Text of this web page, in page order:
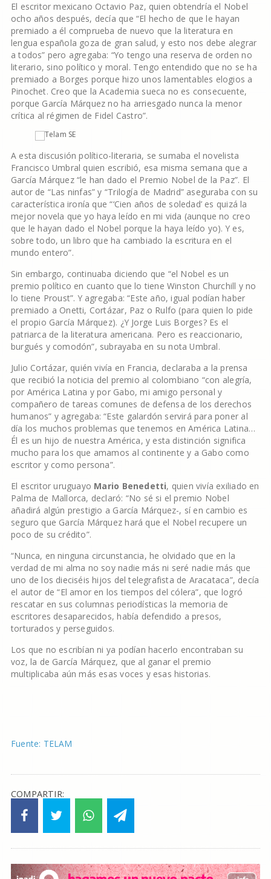
El escritor mexicano Octavio Paz, quien obtendría el Nobel
ocho años después, decía que “El hecho de que le hayan
premiado a él comprueba de nuevo que la literatura en
lengua española goza de gran salud, y esto nos debe alegrar
a todos” pero agregaba: “Yo tengo una reserva de orden no
literario, sino político y moral. Tengo entendido que no se ha
premiado a Borges porque hizo unos lamentables elogios a
Pinochet. Creo que la Academia sueca no es consecuente,
porque García Márquez no ha arriesgado nunca la menor
crítica al régimen de Fidel Castro”.
A esta discusión político-literaria, se sumaba el novelista
Francisco Umbral quien escribió, esa misma semana que a
García Márquez “le han dado el Premio Nobel de la Paz”. El
autor de “Las ninfas” y “Trilogía de Madrid” aseguraba con su
característica ironía que “‘Cien años de soledad’ es quizá la
mejor novela que yo haya leído en mi vida (aunque no creo
que le hayan dado el Nobel porque la haya leído yo). Y es,
sobre todo, un libro que ha cambiado la escritura en el
mundo entero”.
Sin embargo, continuaba diciendo que “el Nobel es un
premio político en cuanto que lo tiene Winston Churchill y no
lo tiene Proust”. Y agregaba: “Este año, igual podían haber
premiado a Onetti, Cortázar, Paz o Rulfo (para quien lo pide
el propio García Márquez). ¿Y Jorge Luis Borges? Es el
patriarca de la literatura americana. Pero es reaccionario,
burgués y comodón”, subrayaba en su nota Umbral.
Julio Cortázar, quién vivía en Francia, declaraba a la prensa
que recibió la noticia del premio al colombiano “con alegría,
por América Latina y por Gabo, mi amigo personal y
compañero de tareas comunes de defensa de los derechos
humanos” y agregaba: “Este galardón servirá para poner al
día los muchos problemas que tenemos en América Latina…
Él es un hijo de nuestra América, y esta distinción significa
mucho para los que amamos al continente y a Gabo como
escritor y como persona”.
El escritor uruguayo Mario Benedetti, quien vivía exiliado en
Palma de Mallorca, declaró: “No sé si el premio Nobel
añadirá algún prestigio a García Márquez-, sí en cambio es
seguro que García Márquez hará que el Nobel recupere un
poco de su crédito”.
“Nunca, en ninguna circunstancia, he olvidado que en la
verdad de mi alma no soy nadie más ni seré nadie más que
uno de los dieciséis hijos del telegrafista de Aracataca”, decía
el autor de “El amor en los tiempos del cólera”, que logró
rescatar en sus columnas periodísticas la memoria de
escritores desaparecidos, había defendido a presos,
torturados y perseguidos.
Los que no escribían ni ya podían hacerlo encontraban su
voz, la de García Márquez, que al ganar el premio
multiplicaba aún más esas voces y esas historias.
Fuente: TELAM
COMPARTIR: